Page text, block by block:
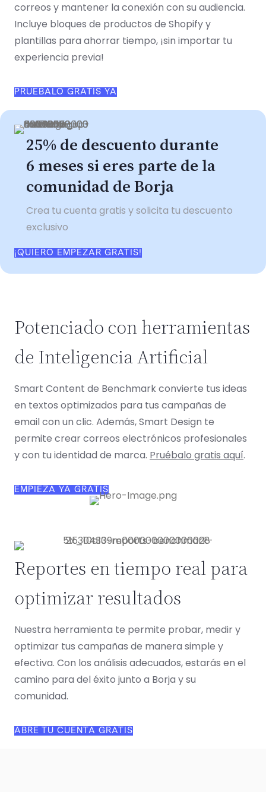
correos y mantener la conexión con su audiencia.
Incluye bloques de productos de Shopify y
plantillas para ahorrar tiempo, ¡sin importar tu
experiencia previa!
PRUÉBALO GRATIS YA
25% de descuento durante
6 meses si eres parte de la
comunidad de Borja
Crea tu cuenta gratis y solicita tu descuento
exclusivo
¡QUIERO EMPEZAR GRATIS!
Potenciado con herramientas
de Inteligencia Artificial
Smart Content de Benchmark convierte tus ideas
en textos optimizados para tus campañas de
email con un clic. Además, Smart Design te
permite crear correos electrónicos profesionales
y con tu identidad de marca. Pruébalo gratis aquí.
EMPIEZA YA GRATIS
Reportes en tiempo real para
optimizar resultados
Nuestra herramienta te permite probar, medir y
optimizar tus campañas de manera simple y
efectiva. Con los análisis adecuados, estarás en el
camino para del éxito junto a Borja y su
comunidad.
ABRE TU CUENTA GRATIS